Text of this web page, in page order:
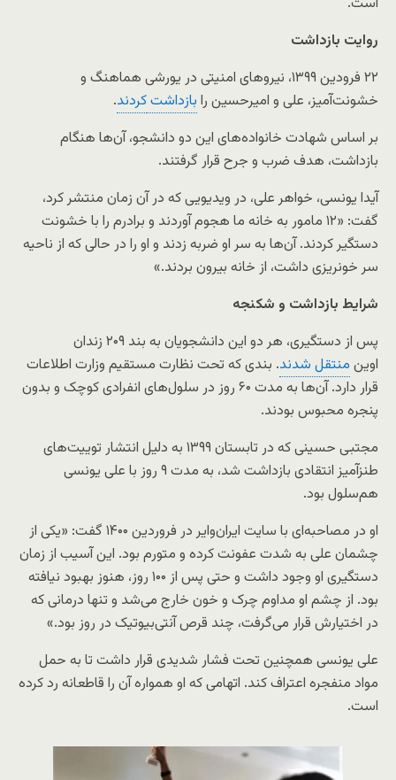
روایت بازداشت
۲۲ فرودین ۱۳۹۹، نیروهای امنیتی در یورشی هماهنگ و
خشونت‌آمیز، علی و امیرحسین را بازداشتکردند.
بر اساس شهادت خانواده‌های این دو دانشجو، آن‌ها هنگام
بازداشت، هدف ضرب و جرح قرار گرفتند.
آیدا یونسی، خواهر علی، در ویدیویی که در آن زمان منتشر کرد،
گفت: «۱۲ مامور به خانه ما هجوم آوردند و برادرم را با خشونت
دستگیر کردند. آن‌ها به سر او ضربه زدند و او را در حالی که از ناحیه
سر خونریزی داشت، از خانه بیرون بردند.»
شرایط بازداشت و شکنجه
پس از دستگیری، هر دو این دانشجویان به بند ۲۰۹ زندان
اوین منتقل شدند. بندی که تحت نظارت مستقیم وزارت اطلاعات
قرار دارد. آن‌ها به مدت ۶۰ روز در سلول‌های انفرادی کوچک و بدون
پنجره محبوس بودند.
مجتبی حسینی که در تابستان ۱۳۹۹ به دلیل انتشار توییت‌های
طنزآمیز انتقادی بازداشت شد، به مدت ۹ روز با علی یونسی
هم‌سلول بود.
او در مصاحبه‌ای با سایت ایران‌وایر در فروردین ۱۴۰۰ گفت: «یکی از
چشمان علی به شدت عفونت کرده و متورم بود. این آسیب از زمان
دستگیری او وجود‌ داشت و حتی پس از ۱۰۰ روز، هنوز بهبود نیافته
بود. از چشم او مداوم چرک و خون خارج می‌شد و تنها درمانی که
در اختیارش قرار می‌گرفت، چند قرص آنتی‌بیوتیک در روز بود.»
علی یونسی همچنین تحت فشار شدیدی قرار داشت تا به حمل
مواد منفجره اعتراف کند. اتهامی که او همواره آن را قاطعانه رد کرده
است.